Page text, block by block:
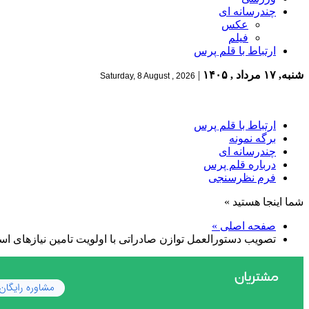
چندرسانه ای
عکس
فیلم
ارتباط با قلم پرس
شنبه, ۱۷ مرداد , ۱۴۰۵ |
Saturday, 8 August , 2026
ارتباط با قلم پرس
برگه نمونه
چندرسانه ای
درباره قلم پرس
فرم نظرسنجی
شما اینجا هستید »
صفحه اصلی »
تصویب دستورالعمل توازن صادراتی با اولویت تامین نیازهای